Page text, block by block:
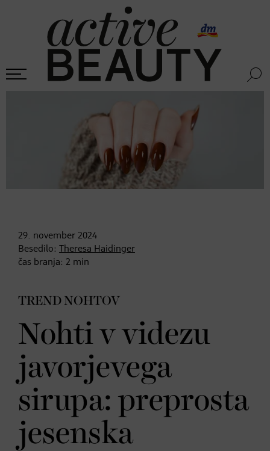
29. november 2024
Besedilo:
Theresa Haidinger
čas branja: 2 min
TREND NOHTOV
Nohti v videzu
javorjevega
sirupa: preprosta
jesenska